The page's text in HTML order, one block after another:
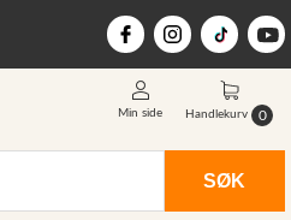
SØK
Min side Handlekurv 0